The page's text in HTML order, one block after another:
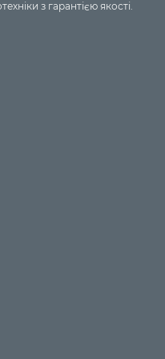
з гарантією якості.